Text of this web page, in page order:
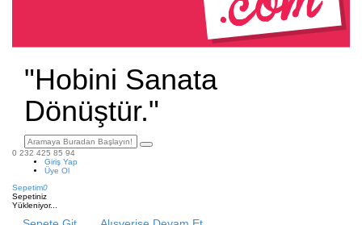
"Hobini Sanata
Dönüştür."
0 232 425 85 94
Giriş Yap
Üye Ol
Sepetim0
Sepetiniz
Yükleniyor...